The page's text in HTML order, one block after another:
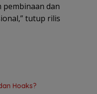
dan
tutup rilis
Hoaks?